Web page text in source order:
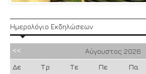
Ημερολόγιο Εκδηλώσεων
Αύγουστος 2026
Δε
Τρ Τε Πε Πα